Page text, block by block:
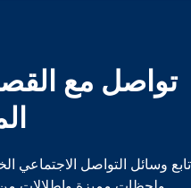
تواصل مع
تابع وسائل التواصل